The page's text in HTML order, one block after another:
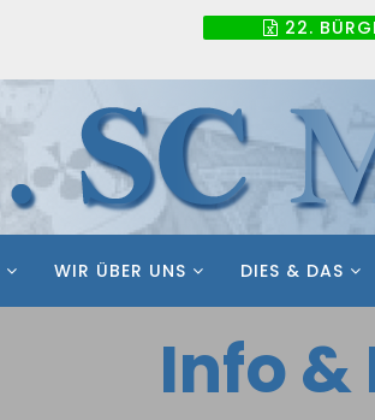
22.
WIR ÜBER UNS DIES & DAS
Info